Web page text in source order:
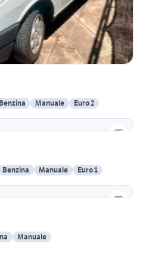
Benzina Manuale
Euro 2
Benzina Manuale
Euro 1
Manuale